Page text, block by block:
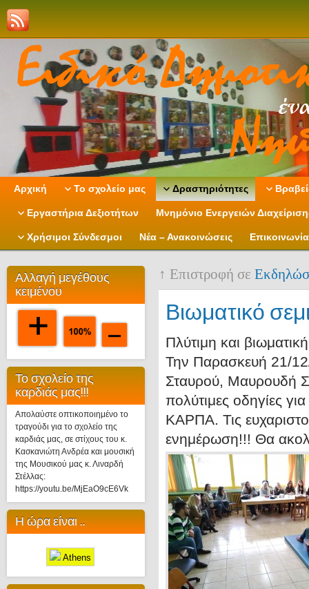
Αρχική Το σχολείο μας Δραστηριότητες
Εργαστήρια Δεξιοτήτων Μνημόνιο Ενεργειών
Χρήσιμοι Σύνδεσμοι Νέα – Ανακοινώσεις Επικοινωνία
Αλλαγή μεγέθους
κειμένου
Το σχολείο της
καρδιάς μας!!!
Απολαύστε οπτικοποιημένο το
τραγούδι για το σχολείο της
καρδιάς μας, σε στίχους του κ.
Κασκανιώτη Ανδρέα και μουσική
της Μουσικού μας κ. Λιναρδή
Στέλλας:
https://youtu.be/MjEaO9cE6Vk
Η ώρα είναι ..
Athens
↑ Επιστροφή σε
Βιωματικό
Πλύτιμη και
Την Παρασκευή 21/
Σταυρού, Μαυρουδή
πολύτιμες οδηγίες
ΚΑΡΠΑ. Τις
ενημέρωση!!! Θα